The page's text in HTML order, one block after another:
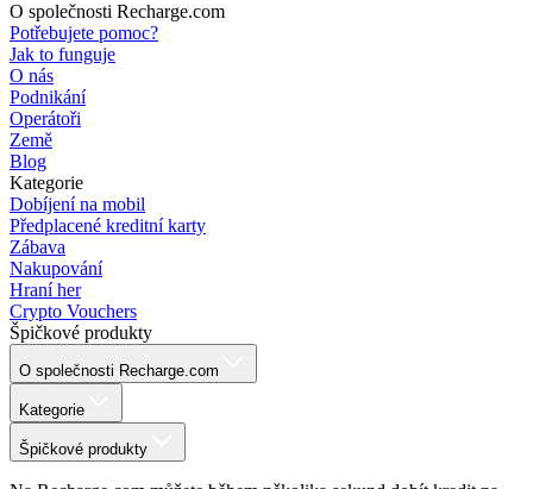
O společnosti Recharge.com
Potřebujete pomoc?
Jak to funguje
O nás
Podnikání
Operátoři
Země
Blog
Kategorie
Dobíjení na mobil
Předplacené kreditní karty
Zábava
Nakupování
Hraní her
Crypto Vouchers
Špičkové produkty
O společnosti Recharge.com
Kategorie
Špičkové produkty